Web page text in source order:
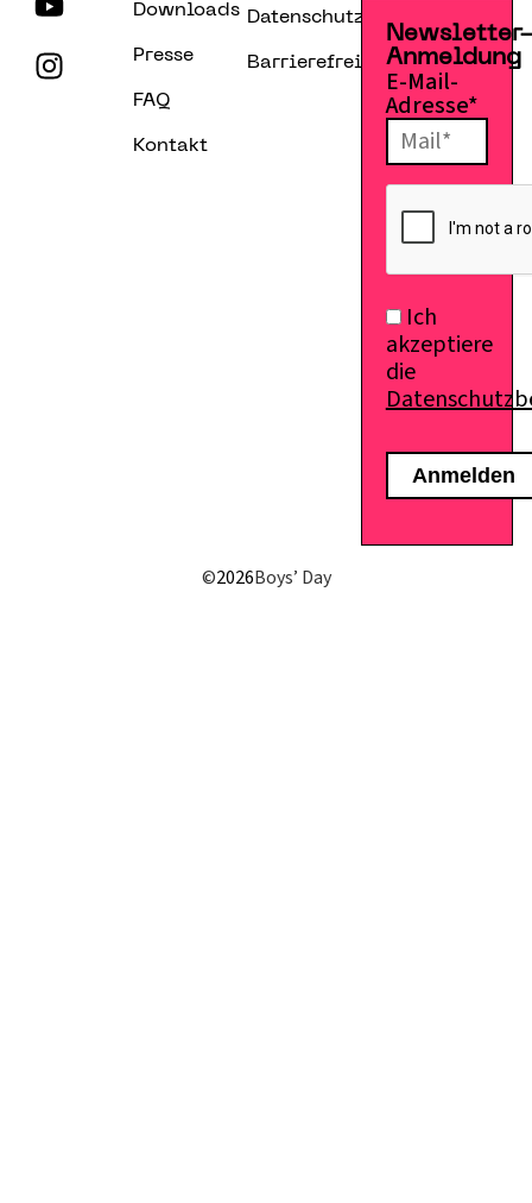
Downloads
Presse
FAQ
Kontakt
Datenschutzerklärung
Barrierefreiheitserklärung
Anmeldung
E-Mail-
Adresse*
Ich
akzeptiere
die
©2026Boys’ Day